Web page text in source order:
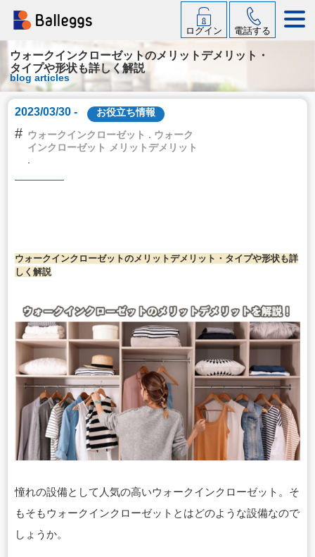
ログイン 電話する
ウォークインクローゼットのメリットデメリット・
タイプや形状も詳しく解説
blog articles
2023/03/30 - お役立ち情報
# ウォークインクローゼット . ウォーク
インクローゼット メリットデメリット
.
ウォークインクローゼットのメリットデメリット・タイプや形状も詳
しく解説
憧れの設備として人気の高いウォークインクローゼット。そ
もそもウォークインクローゼットとはどのような設備なので
しょうか。